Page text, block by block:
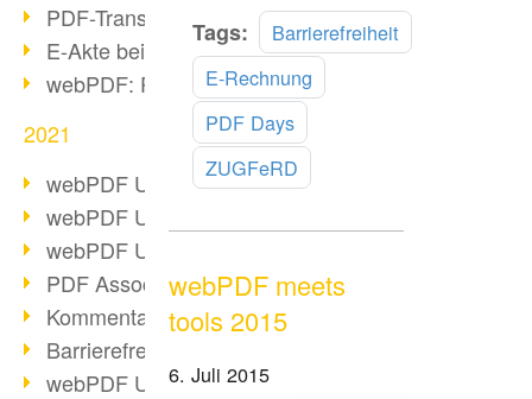
PDF-Transparenz beim PDF-Format
E-Akte bei Behörden
webPDF: PDF-Anhänge verwalten
2021
webPDF Update 8.0.0.2376
webPDF Update 8.0.0.2374
webPDF Update 8.0.0.2372
PDF Association 2021 Entwicklungen
Kommentare im PDF einfügen
Barrierefreie PDF-Dokumente (3/3)
webPDF Update 8.0.0.2338
Tags:
Barrierefreiheit
E-Rechnung
PDF Days
ZUGFeRD
webPDF meets
tools 2015
6. Juli 2015